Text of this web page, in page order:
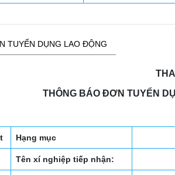
TUYỂN DỤNG LAO ĐỘNG
THÔNG BÁO ĐƠN TUYỂN
Hạng mục
Tên xí nghiệp tiếp nhận: